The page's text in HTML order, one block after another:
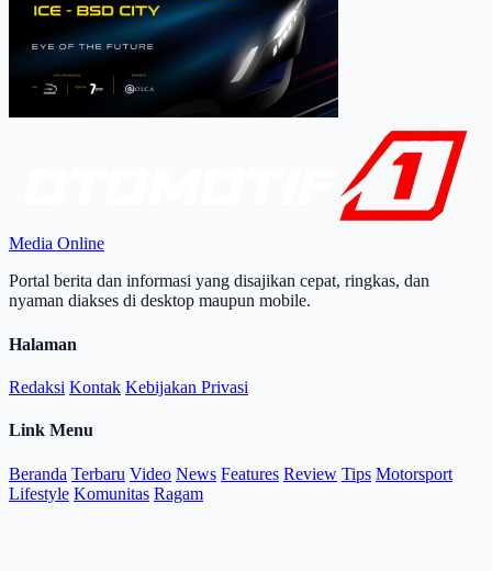
Media Online
Portal berita dan informasi yang disajikan cepat, ringkas, dan
nyaman diakses di desktop maupun mobile.
Halaman
Redaksi Kontak Kebijakan Privasi
Link Menu
Beranda Terbaru Video News Features Review Tips Motorsport
Lifestyle Komunitas Ragam